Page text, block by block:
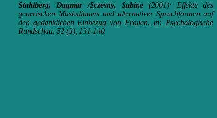
Stahlberg, Dagmar /Sczesny, Sabine(2001): Effekte des
generischen Maskulinums und alternativer Sprachformen auf
den gedanklichen Einbezug von Frauen. In: Psychologische
Rundschau, 52 (3), 131-140